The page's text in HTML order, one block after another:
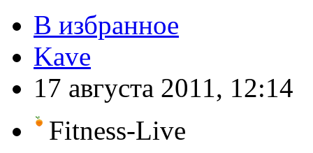
В избранное
Kave
17 августа 2011, 12:14
Fitness-Live